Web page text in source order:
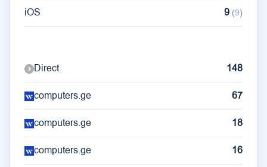
iOS 9 (9)
Direct 148
computers.ge 67
computers.ge 18
computers.ge 16